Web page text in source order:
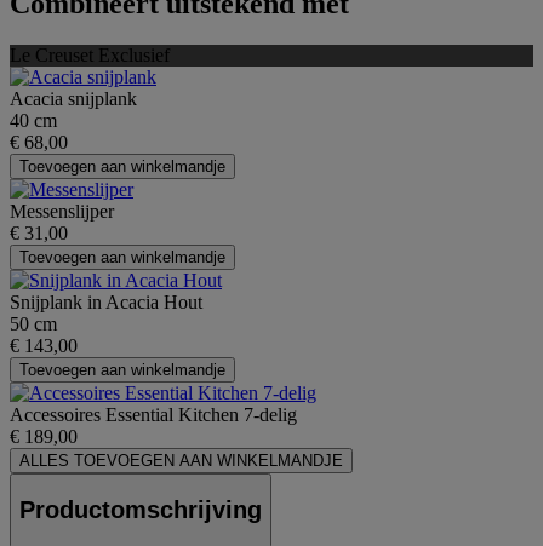
Le Creuset Exclusief
Acacia snijplank
40 cm
€ 68,00
Toevoegen aan winkelmandje
Messenslijper
€ 31,00
Toevoegen aan winkelmandje
Snijplank in Acacia Hout
50 cm
€ 143,00
Toevoegen aan winkelmandje
Accessoires Essential Kitchen 7-delig
€ 189,00
ALLES TOEVOEGEN AAN WINKELMANDJE
Productomschrijving